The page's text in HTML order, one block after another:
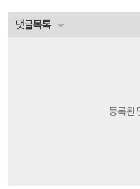
댓글목록
등록된